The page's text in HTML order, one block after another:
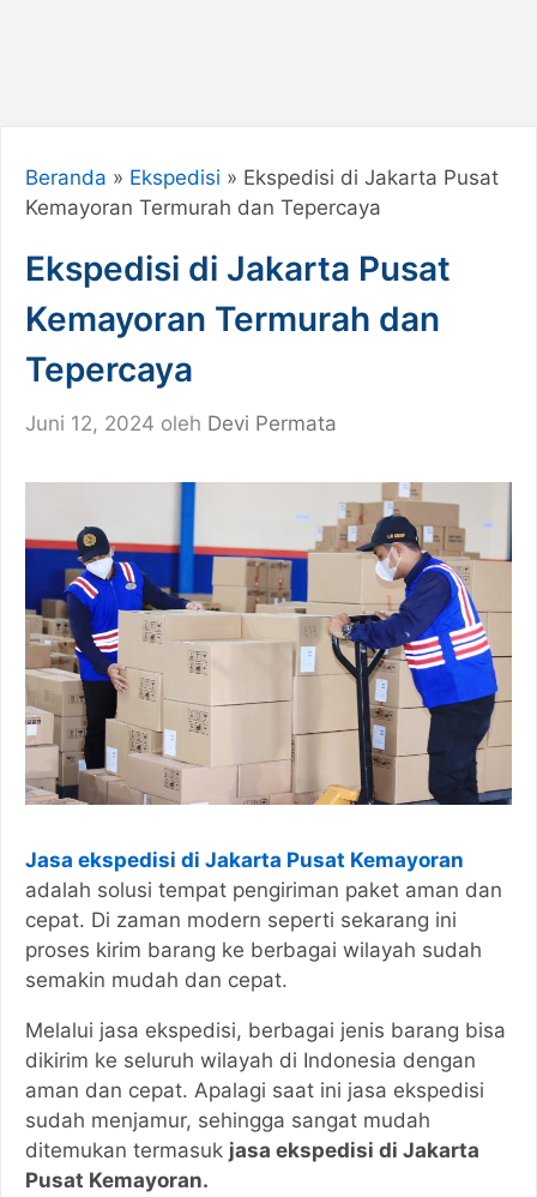
Beranda » Ekspedisi » Ekspedisi di Jakarta Pusat
Kemayoran Termurah dan Tepercaya
Ekspedisi di Jakarta Pusat
Kemayoran Termurah dan
Tepercaya
Juni 12, 2024 oleh Devi Permata
Jasa ekspedisi di Jakarta Pusat Kemayoran
adalah solusi tempat pengiriman paket aman dan
cepat. Di zaman modern seperti sekarang ini
proses kirim barang ke berbagai wilayah sudah
semakin mudah dan cepat.
Melalui jasa ekspedisi, berbagai jenis barang bisa
dikirim ke seluruh wilayah di Indonesia dengan
aman dan cepat. Apalagi saat ini jasa ekspedisi
sudah menjamur, sehingga sangat mudah
ditemukan termasuk jasa ekspedisi di Jakarta
Pusat Kemayoran.